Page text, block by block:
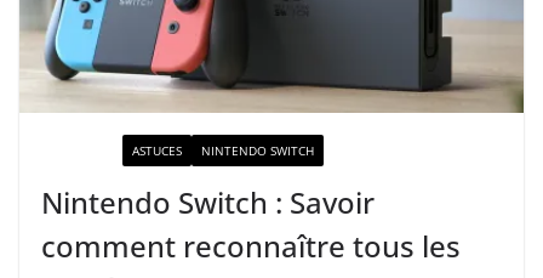
ASTUCES NINTENDO SWITCH
Nintendo Switch : Savoir
comment reconnaître tous les